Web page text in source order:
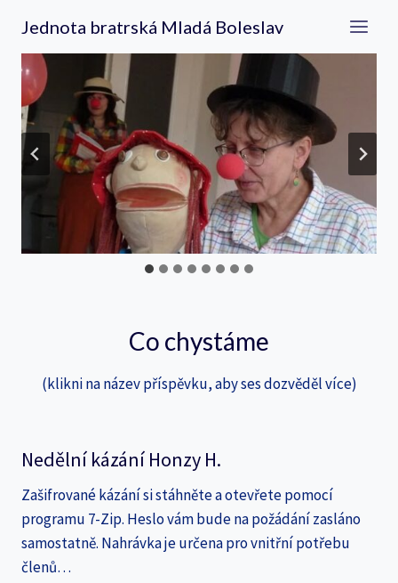
obsah
Jednota bratrská Mladá Boleslav
Co chystáme
(klikni na název příspěvku, aby ses dozvěděl více)
Nedělní kázání Honzy H.
Zašifrované kázání si stáhněte a otevřete pomocí
programu 7-Zip. Heslo vám bude na požádání zasláno
samostatně. Nahrávka je určena pro vnitřní potřebu
členů…